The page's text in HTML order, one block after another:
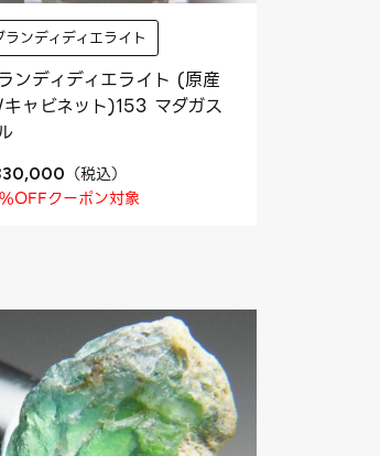
ランディディエライト
ンディディエライト (原産
ャビネット)153 マダガス
（税込）
クーポン対象